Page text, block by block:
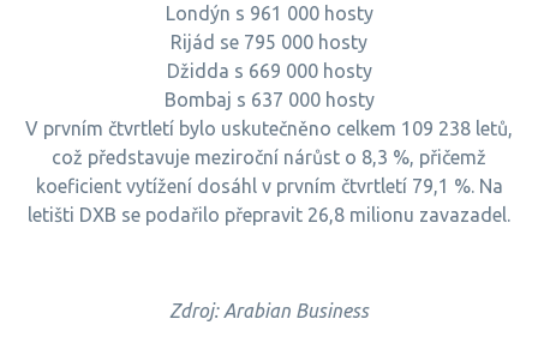
Londýn s 961 000 hosty
Rijád se 795 000 hosty
Džidda s 669 000 hosty
Bombaj s 637 000 hosty
V prvním čtvrtletí bylo uskutečněno celkem 109 238 letů,
což představuje meziroční nárůst o 8,3 %, přičemž
koeficient vytížení dosáhl v prvním čtvrtletí 79,1 %. Na
letišti DXB se podařilo přepravit 26,8 milionu zavazadel.
Zdroj: Arabian Business